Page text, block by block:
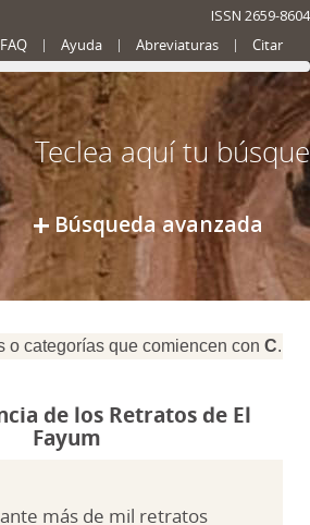
ISSN 2659-8604
FAQ Ayuda Abreviaturas Citar
Búsqueda avanzada
o categorías que comiencen con C.
de los Retratos de El
Fayum
más de mil retratos